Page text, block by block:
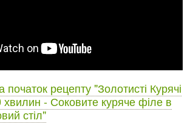
рецепту "Золотисті Курячі
- Соковите куряче філе в
стіл"